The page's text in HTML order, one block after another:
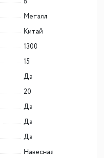
Металл
Китай
1300
15
Да
20
Да
Да
Да
Навесная